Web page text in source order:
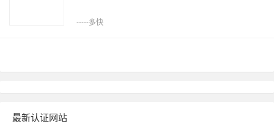
-----多快
最新认证网站